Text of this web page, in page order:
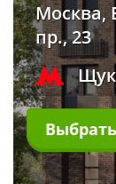
Москва,
пр., 23